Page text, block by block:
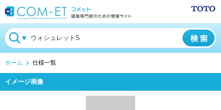
ホーム 仕様一覧
イメージ画像